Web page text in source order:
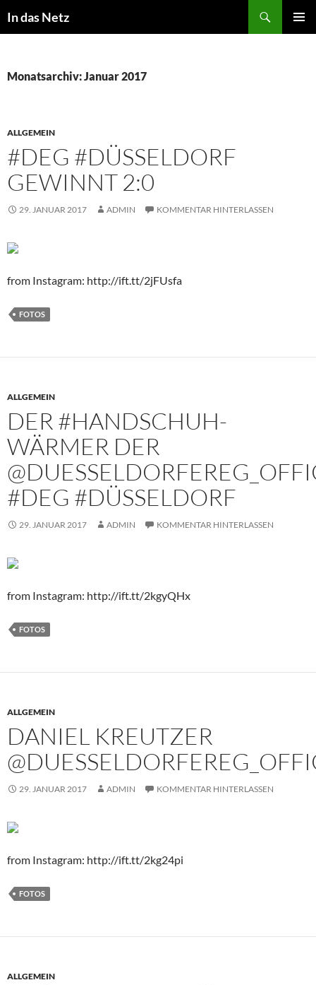
Inhalt
In das Netz
Monatsarchiv: Januar 2017
ALLGEMEIN
#DEG #DÜSSELDORF
GEWINNT 2:0
29. JANUAR 2017 ADMIN KOMMENTAR HINTERLASSEN
from Instagram: http://ift.tt/2jFUsfa
FOTOS
ALLGEMEIN
DER #HANDSCHUH-
WÄRMER DER
#DEG #DÜSSELDORF
29. JANUAR 2017 ADMIN KOMMENTAR HINTERLASSEN
from Instagram: http://ift.tt/2kgyQHx
FOTOS
ALLGEMEIN
DANIEL KREUTZER
29. JANUAR 2017 ADMIN KOMMENTAR HINTERLASSEN
from Instagram: http://ift.tt/2kg24pi
FOTOS
ALLGEMEIN